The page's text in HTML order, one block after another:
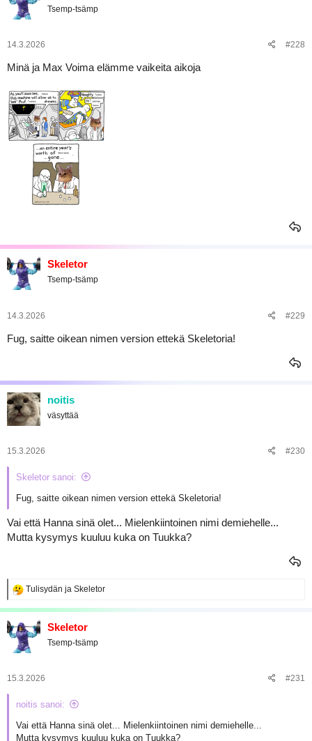
Tsemp-tsämp
14.3.2026 #228
Minä ja Max Voima elämme vaikeita aikoja
Skeletor
Tsemp-tsämp
14.3.2026 #229
Fug, saitte oikean nimen version ettekä Skeletoria!
noitis
väsyttää
15.3.2026 #230
Skeletor sanoi:
Fug, saitte oikean nimen version ettekä Skeletoria!
Vai että Hanna sinä olet... Mielenkiintoinen nimi demiehelle...
Mutta kysymys kuuluu kuka on Tuukka?
R
a
t
i
o
:
Tulisydän ja Skeletor
Skeletor
Tsemp-tsämp
15.3.2026 #231
noitis sanoi:
Vai että Hanna sinä olet... Mielenkiintoinen nimi demiehelle...
Mutta kysymys kuuluu kuka on Tuukka?